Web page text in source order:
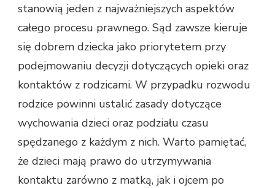
stanowią jeden z najważniejszych aspektów
całego procesu prawnego. Sąd zawsze kieruje
się dobrem dziecka jako priorytetem przy
podejmowaniu decyzji dotyczących opieki oraz
kontaktów z rodzicami. W przypadku rozwodu
rodzice powinni ustalić zasady dotyczące
wychowania dzieci oraz podziału czasu
spędzanego z każdym z nich. Warto pamiętać,
że dzieci mają prawo do utrzymywania
kontaktu zarówno z matką, jak i ojcem po